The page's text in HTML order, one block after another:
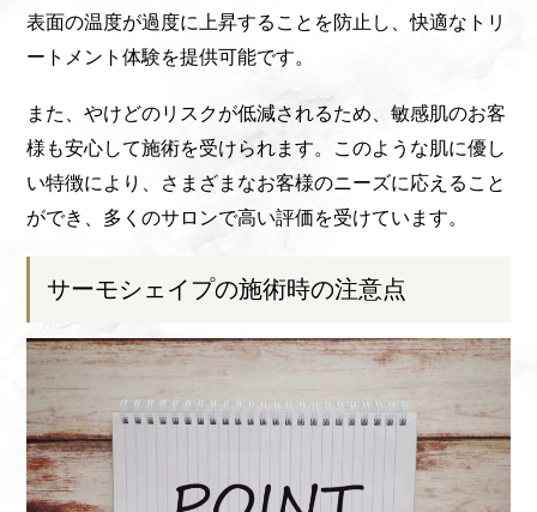
表面の温度が過度に上昇することを防止し、快適なトリ
ートメント体験を提供可能です。
また、やけどのリスクが低減されるため、敏感肌のお客
様も安心して施術を受けられます。このような肌に優し
い特徴により、さまざまなお客様のニーズに応えること
ができ、多くのサロンで高い評価を受けています。
サーモシェイプの施術時の注意点